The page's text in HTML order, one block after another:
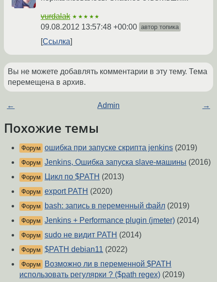
vurdalak ★★★★★
09.08.2012 13:57:48 +00:00 автор топика
Ссылка
Вы не можете добавлять комментарии в эту тему. Тема
перемещена в архив.
← Admin →
Похожие темы
Форум ошибка при запуске скрипта jenkins (2019)
Форум Jenkins, Ошибка запуска slave-машины (2016)
Форум Цикл по $PATH (2013)
Форум export PATH (2020)
Форум bash: запись в переменный файл (2019)
Форум Jenkins + Performance plugin (jmeter) (2014)
Форум sudo не видит PATH (2014)
Форум $PATH debian11 (2022)
Форум
Возможно ли в переменной $PATH
использовать регулярки ? ($path regex) (2019)